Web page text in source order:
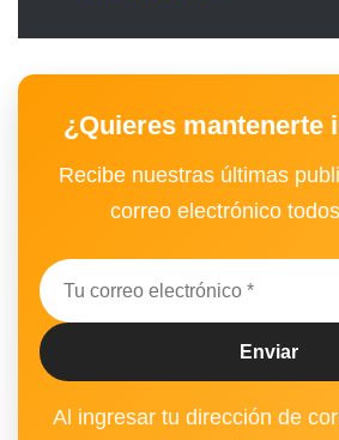
¿Quieres mantenerte
Recibe nuestras últimas
correo electrónico
Al ingresar tu dirección de